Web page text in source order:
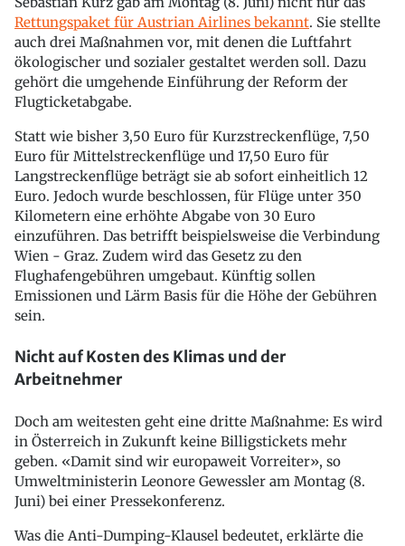
Rettungspaket für Austrian Airlines bekannt. Sie stellte
auch drei Maßnahmen vor, mit denen die Luftfahrt
ökologischer und sozialer gestaltet werden soll. Dazu
gehört die umgehende Einführung der Reform der
Flugticketabgabe.
Statt wie bisher 3,50 Euro für Kurzstreckenflüge, 7,50
Euro für Mittelstreckenflüge und 17,50 Euro für
Langstreckenflüge beträgt sie ab sofort einheitlich 12
Euro. Jedoch wurde beschlossen, für Flüge unter 350
Kilometern eine erhöhte Abgabe von 30 Euro
einzuführen. Das betrifft beispielsweise die Verbindung
Wien - Graz. Zudem wird das Gesetz zu den
Flughafengebühren umgebaut. Künftig sollen
Emissionen und Lärm Basis für die Höhe der Gebühren
sein.
Nicht auf Kosten des Klimas und der
Arbeitnehmer
Doch am weitesten geht eine dritte Maßnahme: Es wird
in Österreich in Zukunft keine Billigstickets mehr
geben. «Damit sind wir europaweit Vorreiter», so
Umweltministerin Leonore Gewessler am Montag (8.
Juni) bei einer Pressekonferenz.
Was die Anti-Dumping-Klausel bedeutet, erklärte die